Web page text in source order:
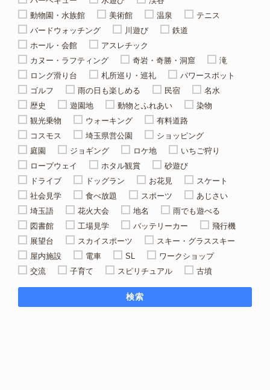
動物園・水族館
美術館 温泉
テニス
バードウォッチング
川遊び
鉄道
ホール・会館
アスレチック
カヌー・ラフティング
奇岩・奇勝・洞窟
滝
ロング滑り台
札所巡り・巡礼
パワースポット
ゴルフ
雨の日も楽しめる 民宿
名水
歴史
遊園地 動物とふれあい
染物
観光乗物
ウォーキング
有料道路
コスモス
埼玉県営公園
ショッピング
庭園
ジョギング ロケ地
いちご狩り
ロープウェイ
ホタル観賞
砂遊び
ドライブ
ドッグラン お花見
スケート
社会見学
食べ放題 スポーツ
あじさい
埼玉語
花火大会 地名
雨でも遊べる
図書館
工場見学 バッテリーカー
飛行機
展望台
スカイスポーツ
スキー・グラススキー
屋内施設
電車 SL
ワークショップ
交流
子育て スピリチュアル 古墳
検索